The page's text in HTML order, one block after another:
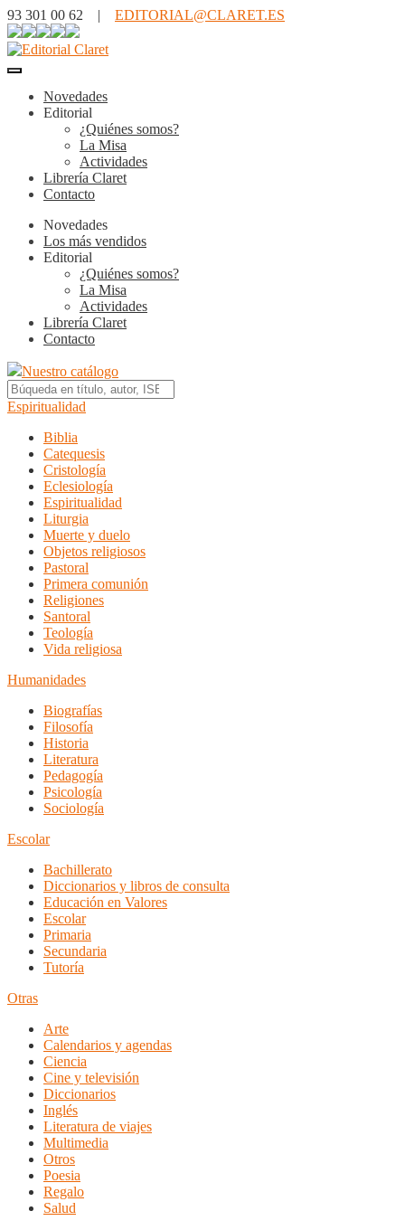
93 301 00 62 | EDITORIAL@CLARET.ES
Novedades
Editorial
¿Quiénes somos?
La Misa
Actividades
Librería Claret
Contacto
Novedades
Los más vendidos
Editorial
¿Quiénes somos?
La Misa
Actividades
Librería Claret
Contacto
Nuestro catálogo
Espiritualidad
Biblia
Catequesis
Cristología
Eclesiología
Espiritualidad
Liturgia
Muerte y duelo
Objetos religiosos
Pastoral
Primera comunión
Religiones
Santoral
Teología
Vida religiosa
Humanidades
Biografías
Filosofía
Historia
Literatura
Pedagogía
Psicología
Sociología
Escolar
Bachillerato
Diccionarios y libros de consulta
Educación en Valores
Escolar
Primaria
Secundaria
Tutoría
Otras
Arte
Calendarios y agendas
Ciencia
Cine y televisión
Diccionarios
Inglés
Literatura de viajes
Multimedia
Otros
Poesia
Regalo
Salud